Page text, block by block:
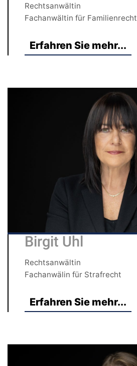
Rechtsanwältin
Fachanwältin für Familienrecht
Erfahren Sie mehr...
Birgit Uhl
Rechtsanwältin
Fachanwälin für Strafrecht
Erfahren Sie mehr...